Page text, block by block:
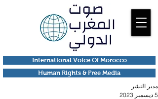
Human Rights & Free Media
International Voice Of Morocco
مدير النشر
5 ديسمبر 2023